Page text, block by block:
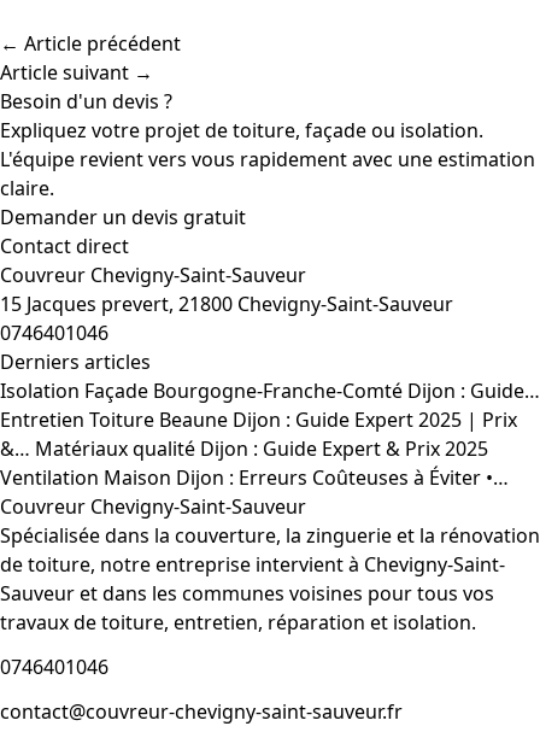
← Article précédent
Article suivant →
Besoin d'un devis ?
Expliquez votre projet de toiture, façade ou isolation.
L'équipe revient vers vous rapidement avec une estimation
claire.
Demander un devis gratuit
Contact direct
Couvreur Chevigny-Saint-Sauveur
15 Jacques prevert, 21800 Chevigny-Saint-Sauveur
0746401046
Derniers articles
Isolation Façade Bourgogne-Franche-Comté Dijon : Guide…
Entretien Toiture Beaune Dijon : Guide Expert 2025 | Prix
&… Matériaux qualité Dijon : Guide Expert & Prix 2025
Ventilation Maison Dijon : Erreurs Coûteuses à Éviter •…
Couvreur Chevigny-Saint-Sauveur
Spécialisée dans la couverture, la zinguerie et la rénovation
de toiture, notre entreprise intervient à Chevigny-Saint-
Sauveur et dans les communes voisines pour tous vos
travaux de toiture, entretien, réparation et isolation.
0746401046
contact@couvreur-chevigny-saint-sauveur.fr